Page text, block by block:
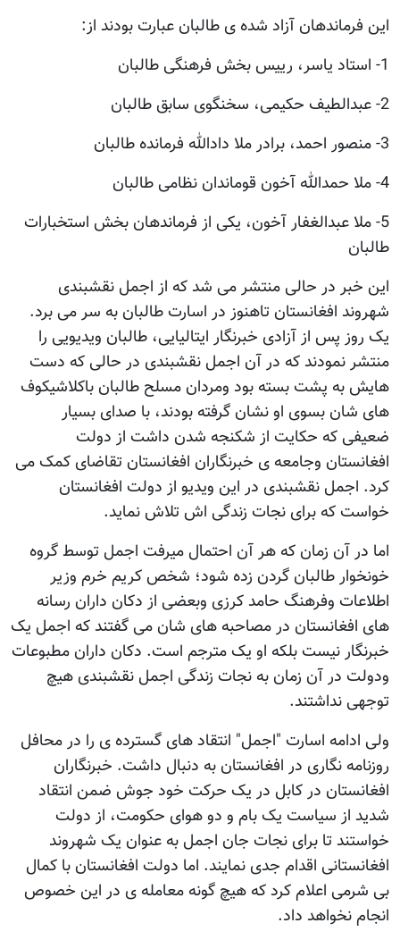
این فرماندهان آزاد شده ی طالبان عبارت بودند از:
1- استاد یاسر، رییس بخش فرهنگی طالبان
2- عبدالطیف حکیمی، سخنگوی سابق طالبان
3- منصور احمد، برادر ملا دادالله فرمانده طالبان
4- ملا حمدالله آخون قوماندان نظامی طالبان
5- ملا عبدالغفار آخون، یکی از فرماندهان بخش استخبارات
طالبان
این خبر در حالی منتشر می شد که از اجمل نقشبندی
شهروند افغانستان تاهنوز در اسارت طالبان به سر می برد.
یک روز پس از آزادی خبرنگار ایتالیایی، طالبان ویدیویی را
منتشر نمودند که در آن اجمل نقشبندی در حالی که دست
هایش به پشت بسته بود ومردان مسلح طالبان باکلاشیکوف
های شان بسوی او نشان گرفته بودند، با صدای بسیار
ضعیفی که حکایت از شکنجه شدن داشت از دولت
افغانستان وجامعه ی خبرنگاران افغانستان تقاضای کمک می
کرد. اجمل نقشبندی در این ویدیو از دولت افغانستان
خواست که برای نجات زندگی اش تلاش نماید.
اما در آن زمان که هر آن احتمال میرفت اجمل توسط گروه
خونخوار طالبان گردن زده شود؛ شخص کریم خرم وزیر
اطلاعات وفرهنگ حامد کرزی وبعضی از دکان داران رسانه
های افغانستان در مصاحبه های شان می گفتند که اجمل یک
خبرنگار نیست بلکه او یک مترجم است. دکان داران مطبوعات
ودولت در آن زمان به نجات زندگی اجمل نقشبندی هیچ
توجهی نداشتند.
ولی ادامه اسارت "اجمل" انتقاد های گسترده ی را در محافل
روزنامه نگاری در افغانستان به دنبال داشت. خبرنگاران
افغانستان در کابل در یک حرکت خود جوش ضمن انتقاد
شدید از سیاست یک بام و دو هوای حکومت، از دولت
خواستند تا برای نجات جان اجمل به عنوان یک شهروند
افغانستانی اقدام جدی نمایند. اما دولت افغانستان با کمال
بی شرمی اعلام کرد که هیچ گونه معامله ی در این خصوص
انجام نخواهد داد.